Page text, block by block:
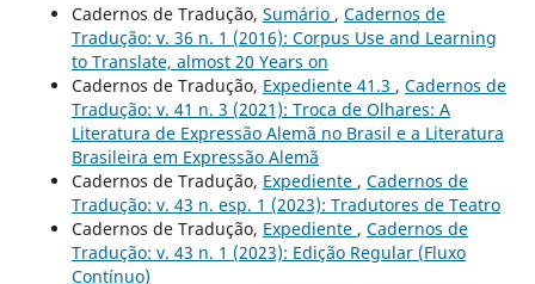
Cadernos de Tradução, Sumário , Cadernos de
Tradução: v. 36 n. 1 (2016): Corpus Use and Learning
to Translate, almost 20 Years on
Cadernos de Tradução, Expediente 41.3 , Cadernos de
Tradução: v. 41 n. 3 (2021): Troca de Olhares: A
Literatura de Expressão Alemã no Brasil e a Literatura
Brasileira em Expressão Alemã
Cadernos de Tradução, Expediente , Cadernos de
Tradução: v. 43 n. esp. 1 (2023): Tradutores de Teatro
Cadernos de Tradução, Expediente , Cadernos de
Tradução: v. 43 n. 1 (2023): Edição Regular (Fluxo
Contínuo)